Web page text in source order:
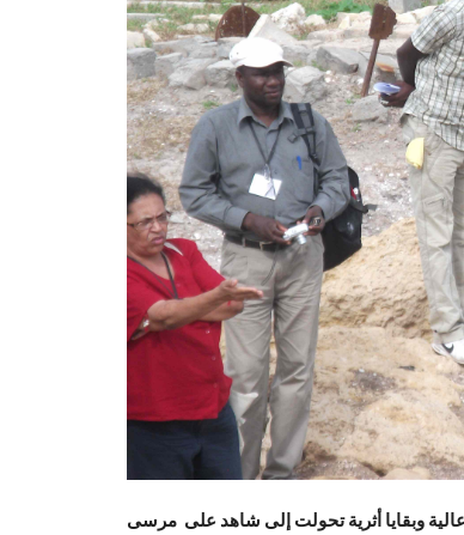
عالية وبقايا أثرية تحولت إلى شاهد على مرسى